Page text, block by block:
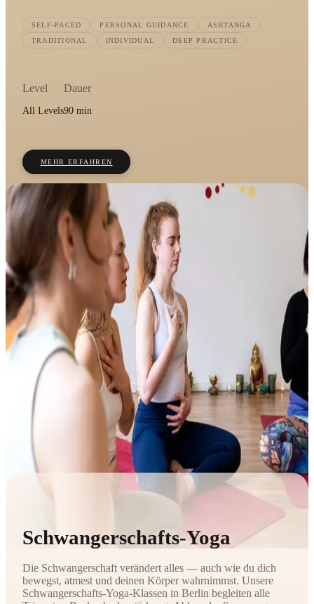
SELF-PACED PERSONAL GUIDANCE ASHTANGA
TRADITIONAL INDIVIDUAL DEEP PRACTICE
Level
All Levels
Dauer
90 min
MEHR ERFAHREN
Schwangerschafts-Yoga
Die Schwangerschaft verändert alles — auch wie du dich
bewegst, atmest und deinen Körper wahrnimmst. Unsere
Schwangerschafts-Yoga-Klassen in Berlin begleiten alle